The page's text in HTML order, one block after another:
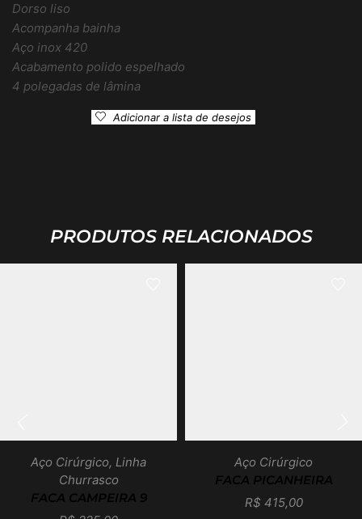
Dorso liso
Acompanha bainha
Aço inox 420
Acabamento polido espelhado
4 polegadas de lâmina
Adicionar a lista de desejos
PRODUTOS RELACIONADOS
Aço Cirúrgico, Linha
Churrasco
FACA CAMPEIRA 9
Aço Cirúrgico
FACA PICANHEIRA
R$ 415,00